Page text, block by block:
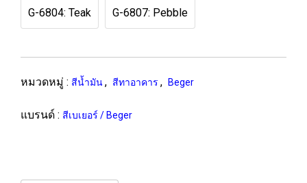
G-6804: Teak G-6807: Pebble
หมวดหมู่ : สีน้ำมัน, สีทาอาคาร , Beger
แบรนด์ : สีเบเยอร์ / Beger